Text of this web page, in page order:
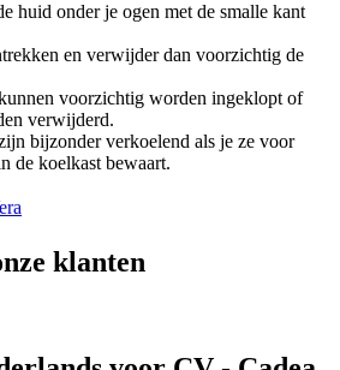
huid onder je ogen met de smalle kant
en verwijder dan voorzichtig de
voorzichtig worden ingeklopt of
verwijderd.
bijzonder verkoelend als je ze voor
de koelkast bewaart.
klanten